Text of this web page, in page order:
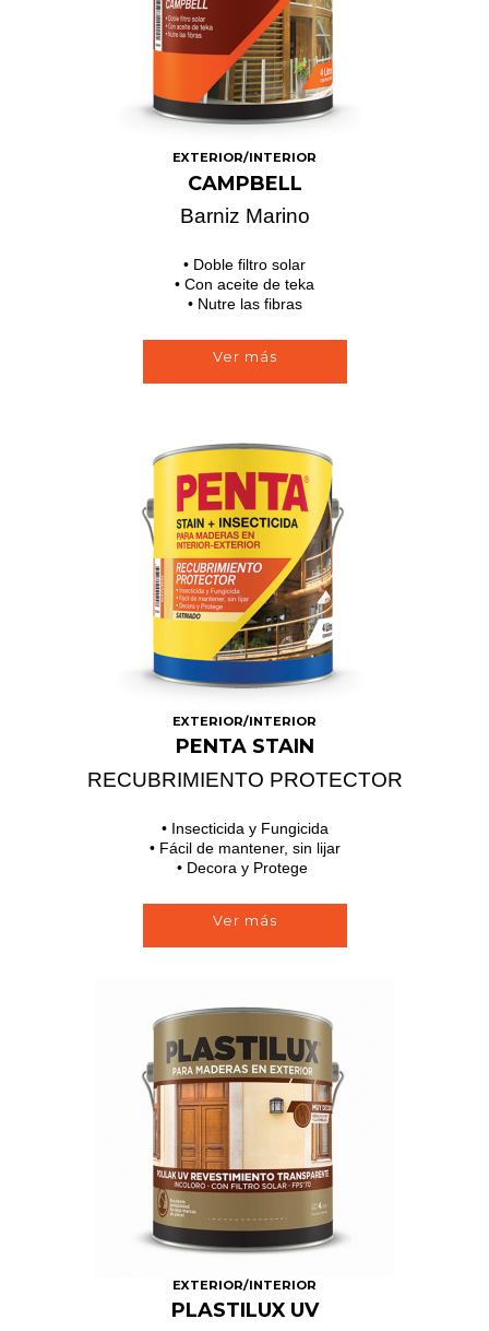
EXTERIOR/INTERIOR
CAMPBELL
Barniz Marino
• Doble filtro solar
• Con aceite de teka
• Nutre las fibras
Ver más
EXTERIOR/INTERIOR
PENTA STAIN
RECUBRIMIENTO PROTECTOR
• Insecticida y Fungicida
• Fácil de mantener, sin lijar
• Decora y Protege
Ver más
EXTERIOR/INTERIOR
PLASTILUX UV